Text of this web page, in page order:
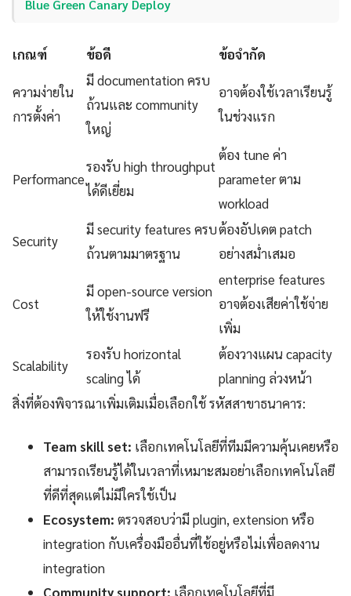
Blue Green Canary Deploy
เกณฑ์ ข้อดี ข้อจำกัด
ความง่ายใน
การตั้งค่า
มี documentation ครบ
ถ้วนและ community
ใหญ่
อาจต้องใช้เวลาเรียนรู้
ในช่วงแรก
Performance
รองรับ high throughput
ได้ดีเยี่ยม
ต้อง tune ค่า
parameter ตาม
workload
Security
มี security features ครบ
ถ้วนตามมาตรฐาน
ต้องอัปเดต patch
อย่างสม่ำเสมอ
Cost
มี open-source version
ให้ใช้งานฟรี
enterprise features
อาจต้องเสียค่าใช้จ่าย
เพิ่ม
Scalability
รองรับ horizontal
scaling ได้
ต้องวางแผน capacity
planning ล่วงหน้า
สิ่งที่ต้องพิจารณาเพิ่มเติมเมื่อเลือกใช้ รหัสสาขาธนาคาร:
Team skill set: เลือกเทคโนโลยีที่ทีมมีความคุ้นเคยหรือ
สามารถเรียนรู้ได้ในเวลาที่เหมาะสมอย่าเลือกเทคโนโลยี
ที่ดีที่สุดแต่ไม่มีใครใช้เป็น
Ecosystem: ตรวจสอบว่ามี plugin, extension หรือ
integration กับเครื่องมืออื่นที่ใช้อยู่หรือไม่เพื่อลดงาน
integration
Community support: เลือกเทคโนโลยีที่มี